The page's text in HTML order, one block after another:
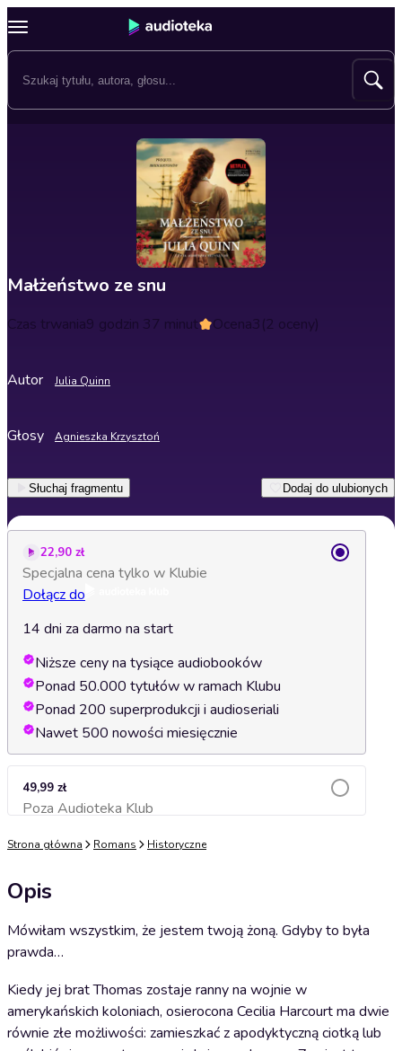
Małżeństwo ze snu
Czas trwania9 godzin 37 minut Ocena3(2 oceny)
Autor Julia Quinn
Głosy Agnieszka Krzysztoń
Słuchaj fragmentu Dodaj do ulubionych
22,90 zł
Specjalna cena tylko w Klubie
Dołącz do
14 dni za darmo na start
Niższe ceny na tysiące audiobooków
Ponad 50.000 tytułów w ramach Klubu
Ponad 200 superprodukcji i audioseriali
Nawet 500 nowości miesięcznie
49,99 zł
Poza Audioteka KlubDodaj do koszyka
Strona główna Romans Historyczne
Opis
Mówiłam wszystkim, że jestem twoją żoną. Gdyby to była
prawda…
Kiedy jej brat Thomas zostaje ranny na wojnie w
amerykańskich koloniach, osierocona Cecilia Harcourt ma dwie
równie złe możliwości: zamieszkać z apodyktyczną ciotką lub